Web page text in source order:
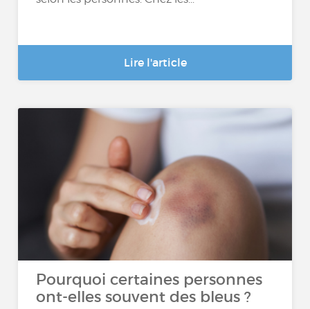
Lire l'article
Pourquoi certaines personnes
ont-elles souvent des bleus ?